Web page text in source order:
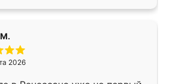
2026